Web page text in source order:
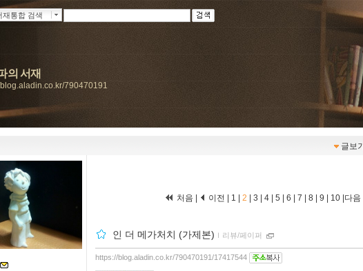
재통합 검색
의 서재
blog.aladin.co.kr/790470191
글보기
처음 이전 1 2 3 4 5 6 7 8 9 10 다음
인 더 메가처치 (가제본) ｌ 리뷰/페이퍼
https://blog.aladin.co.kr/790470191/17417544